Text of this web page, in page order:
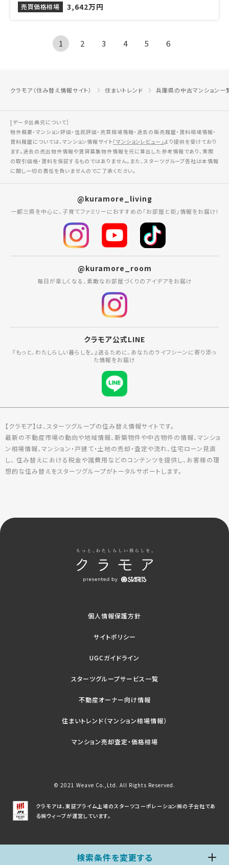
検索条件を変更する
売買価格相場
3,642万円
1 2 3 4 5 6
クラモア（住み替え情報サイト） 住まいトレンド 兵庫県の中古マンション一
[データ出典元について］
物件概要・マンション評価・住民評価・売買相場情報・過去の販売履歴・賃料相場情報・
賃料履歴については、マンション情報サイト「マンションレビュー」より提供を受けており
ます。過去の売出物件情報や賃貸募集物件情報を元に算出した参考情報であり、実際
の取引価格・賃料を保証するものではありません。また、スターツグループ各社は本情報
に関し一切の責任を負いませんのでご了承ください。
@kuramore_living
一都三県を中心に、子育てファミリーにおすすめの「お部屋と街」情報をお届け!
@kuramore_room
毎日が楽しくなる、素敵なお部屋づくりのアイデアをお届け
クラモア公式LINE
『もっと、わたしらしい暮らしを。』送るために、あなたのライフシーンに寄り添っ
た情報をお届け
【クラモア】は、スターツグループの住み替え情報サイトです。
最新の不動産市場の動向や地域情報、新築物件や中古物件の情報、マンショ
ン相場情報、マンション・戸建て・土地の売却・査定や流れ、住宅ローン見直
し、 住み替えにおける税金や諸費用などのコンテンツを提供し、お客様の理
想的な住み替えをスターツグループがトータルサポートします。
個人情報保護方針
サイトポリシー
UGCガイドライン
スターツグループサービス一覧
不動産オーナー向け情報
住まいトレンド（マンション相場情報）
マンション売却査定・価格相場
© 2021 Weave Co.,Ltd. All Rights Reserved.
クラモアは、東証プライム上場のスターツコーポレーション㈱の子会社であ
る㈱ウィーブが運営しています。